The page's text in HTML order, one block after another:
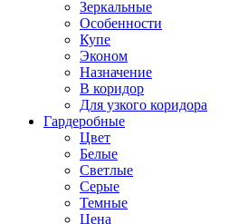
Зеркальные
Особенности
Купе
Эконом
Назначение
В коридор
Для узкого коридора
Гардеробные
Цвет
Белые
Светлые
Серые
Темные
Цена